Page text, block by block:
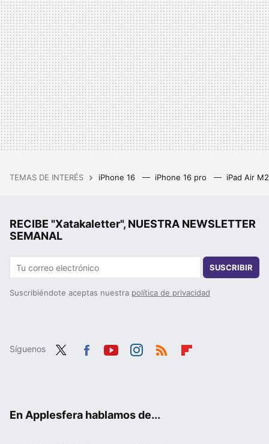
TEMAS DE INTERÉS iPhone 16 iPhone 16 pro iPad Air
RECIBE "Xatakaletter", NUESTRA NEWSLETTER
SEMANAL
SUSCRIBIR
Suscribiéndote aceptas nuestra política de privacidad
Síguenos
En Applesfera hablamos de...